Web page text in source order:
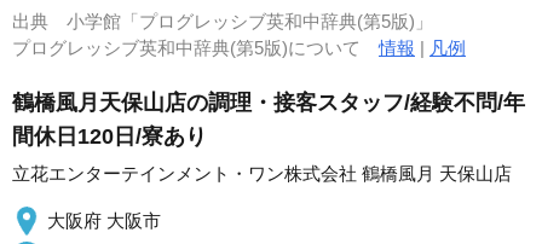
出典 小学館「プログレッシブ英和中辞典(第5版)」
プログレッシブ英和中辞典(第5版)について情報 | 凡例
鶴橋風月天保山店の調理・接客スタッフ/経験不問/年
間休日120日/寮あり
立花エンターテインメント・ワン株式会社 鶴橋風月 天保山店
大阪府 大阪市